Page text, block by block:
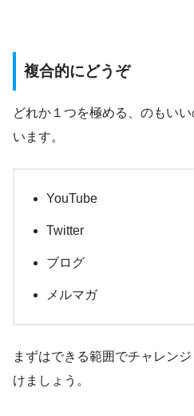
複合的にどうぞ
どれか１つを極める、のもい
います。
YouTube
Twitter
ブログ
メルマガ
まずはできる範囲でチャレン
けましょう。